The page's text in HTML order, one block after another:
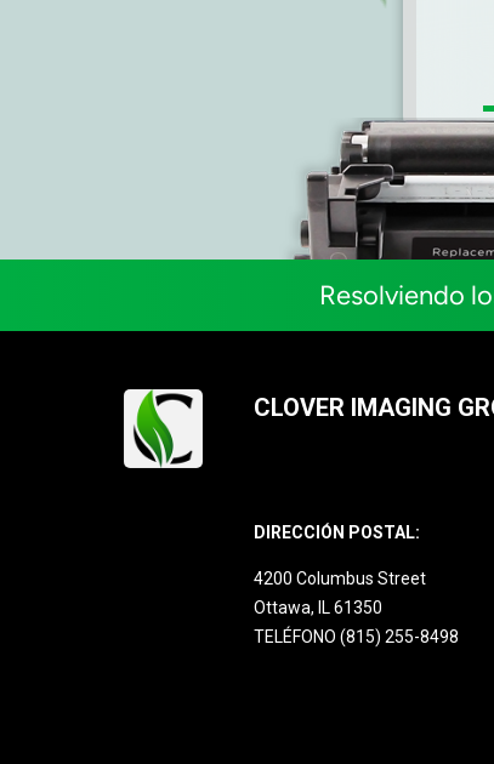
Resolviendo
CLOVER IMAGING
DIRECCIÓN POSTAL:
4200 Columbus Street
Ottawa, IL 61350
TELÉFONO (815) 255-8498